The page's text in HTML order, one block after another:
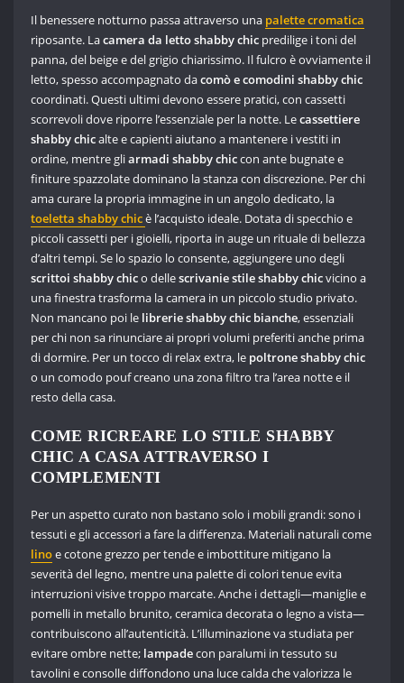
Il benessere notturno passa attraverso una palettecromatica
riposante. Lacamera da letto shabby chicpredilige i toni del
panna, del beige e del grigio chiarissimo. Il fulcro è ovviamente il
letto, spesso accompagnato dacomò e comodini shabby chic
coordinati. Questi ultimi devono essere pratici, con cassetti
scorrevoli dove riporre l’essenziale per la notte. Lecassettiere
shabby chicalte e capienti aiutano a mantenere i vestiti in
ordine, mentre gliarmadi shabby chiccon ante bugnate e
finiture spazzolate dominano la stanza con discrezione. Per chi
ama curare la propria immagine in un angolo dedicato, la
toeletta shabby chicè l’acquisto ideale. Dotata di specchio e
piccoli cassetti per i gioielli, riporta in auge un rituale di bellezza
d’altri tempi. Se lo spazio lo consente, aggiungere uno degli
scrittoi shabby chico dellescrivanie stile shabby chicvicino a
una finestra trasforma la camera in un piccolo studio privato.
Non mancano poi le librerie shabby chic bianche, essenziali
per chi non sa rinunciare ai propri volumi preferiti anche prima
di dormire. Per un tocco di relax extra, le poltrone shabby chic
o un comodo pouf creano una zona filtro tra l’area notte e il
resto della casa.
COME RICREARE LO STILE SHABBY
CHIC A CASA ATTRAVERSO I
COMPLEMENTI
Per un aspetto curato non bastano solo i mobili grandi: sono i
tessuti e gli accessori a fare la differenza. Materiali naturali come
linoe cotone grezzo per tende e imbottiture mitigano la
severità del legno, mentre una palette di colori tenue evita
interruzioni visive troppo marcate. Anche i dettagli—maniglie e
pomelli in metallo brunito, ceramica decorata o legno a vista—
contribuiscono all’autenticità. L’illuminazione va studiata per
evitare ombre nette; lampadecon paralumi in tessuto su
tavolini e consolle diffondono una luce calda che valorizza le